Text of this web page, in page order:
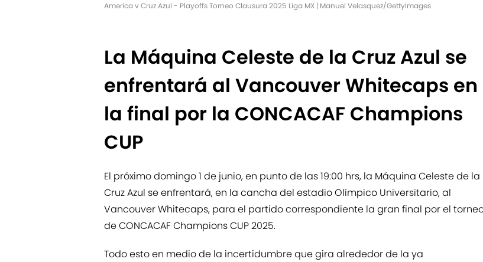
America v Cruz Azul - Playoffs Torneo Clausura 2025 Liga MX | Manuel Velasquez/GettyImages
La Máquina Celeste de la Cruz Azul se
enfrentará al Vancouver Whitecaps en
la final por la CONCACAF Champions
CUP
El próximo domingo 1 de junio, en punto de las 19:00 hrs, la Máquina Celeste de la
Cruz Azul se enfrentará, en la cancha del estadio Olímpico Universitario, al
Vancouver Whitecaps, para el partido correspondiente la gran final por el
de CONCACAF Champions CUP 2025.
Todo esto en medio de la incertidumbre que gira alrededor de la ya